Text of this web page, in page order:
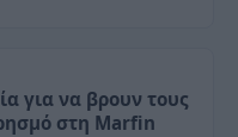
για να βρουν τους
στη Marfin